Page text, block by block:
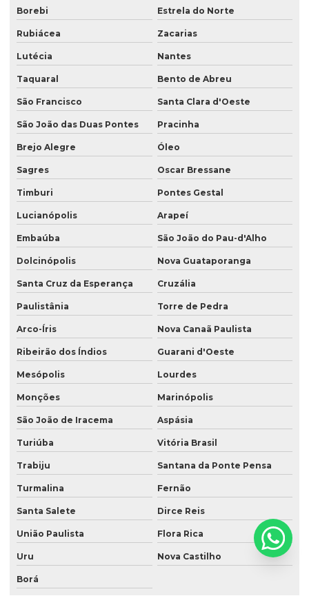
Borebi Estrela do Norte
Rubiácea Zacarias
Lutécia Nantes
Taquaral Bento de Abreu
São Francisco Santa Clara d'Oeste
São João das Duas Pontes Pracinha
Brejo Alegre Óleo
Sagres Oscar Bressane
Timburi Pontes Gestal
Lucianópolis Arapeí
Embaúba São João do Pau-d'Alho
Dolcinópolis Nova Guataporanga
Santa Cruz da Esperança Cruzália
Paulistânia Torre de Pedra
Arco-Íris Nova Canaã Paulista
Ribeirão dos Índios Guarani d'Oeste
Mesópolis Lourdes
Monções Marinópolis
São João de Iracema Aspásia
Turiúba Vitória Brasil
Trabiju Santana da Ponte Pensa
Turmalina Fernão
Santa Salete Dirce Reis
União Paulista Flora Rica
Uru Nova Castilho
Borá